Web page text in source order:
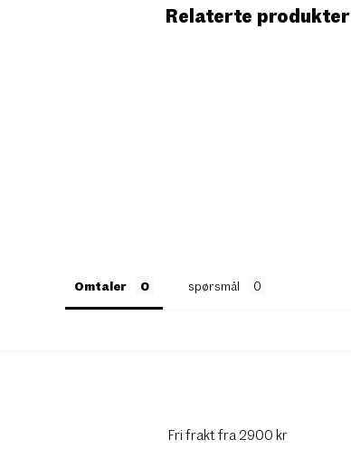
Relaterte produkter
Omtaler spørsmål
Fri frakt fra 2900 kr